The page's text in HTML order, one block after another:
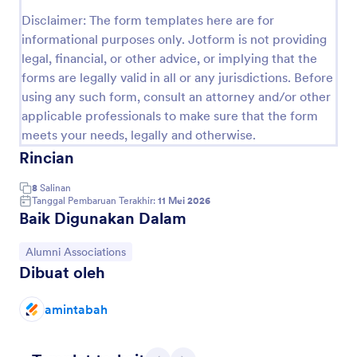
Disclaimer: The form templates here are for
informational purposes only. Jotform is not providing
legal, financial, or other advice, or implying that the
forms are legally valid in all or any jurisdictions. Before
using any such form, consult an attorney and/or other
applicable professionals to make sure that the form
meets your needs, legally and otherwise.
Rincian
8 Salinan
Tanggal Pembaruan Terakhir: 11 Mei 2026
Baik Digunakan Dalam
Buka Kategori:
Alumni Associations
Dibuat oleh
amintabah
Pratinjau